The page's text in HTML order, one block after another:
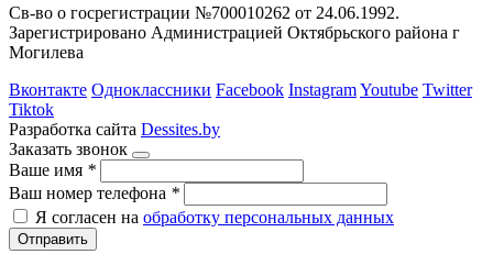
Св-во о госрегистрации №700010262 от 24.06.1992.
Зарегистрировано Администрацией Октябрьского района г
Могилева
Вконтакте Одноклассники Facebook InstagramYoutube Twitter
Tiktok
Разработка сайта Dessites.by
Заказать звонок
Ваше имя *
Ваш номер телефона *
Я согласен на обработку персональных данных
Отправить